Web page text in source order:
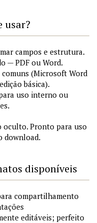
usar?
campos e estrutura.
— PDF ou Word.
(Microsoft Word
básica).
uso interno ou
oculto. Pronto para uso
download.
disponíveis
compartilhamento
editáveis; perfeito